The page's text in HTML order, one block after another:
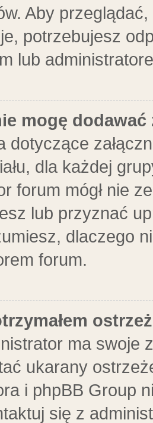
Aby
potrzebujesz
lub
mogę dodawać
dotyczące
dla każdej
forum mógł nie
lub przyznać
dlaczego
forum.
ma swoje
ukarany
i phpBB Group
się z